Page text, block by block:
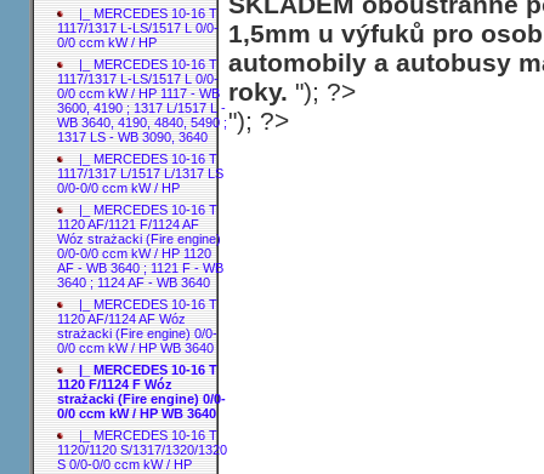
|_ MERCEDES 10-16 T
1117/1317 L-LS/1517 L 0/0-
0/0 ccm kW / HP
|_ MERCEDES 10-16 T
1117/1317 L-LS/1517 L 0/0-
0/0 ccm kW / HP 1117 - WB
3600, 4190 ; 1317 L/1517 L -
WB 3640, 4190, 4840, 5490 ;
1317 LS - WB 3090, 3640
|_ MERCEDES 10-16 T
1117/1317 L/1517 L/1317 LS
0/0-0/0 ccm kW / HP
|_ MERCEDES 10-16 T
1120 AF/1121 F/1124 AF
Wóz strażacki (Fire engine)
0/0-0/0 ccm kW / HP 1120
AF - WB 3640 ; 1121 F - WB
3640 ; 1124 AF - WB 3640
|_ MERCEDES 10-16 T
1120 AF/1124 AF Wóz
strażacki (Fire engine) 0/0-
0/0 ccm kW / HP WB 3640
|_ MERCEDES 10-16 T
1120 F/1124 F Wóz
strażacki (Fire engine) 0/0-
0/0 ccm kW / HP WB 3640
|_ MERCEDES 10-16 T
1120/1120 S/1317/1320/1320
S 0/0-0/0 ccm kW / HP
1,5mm u výfuků pro
automobily a autobusy
roky. "); ?>
"); ?>